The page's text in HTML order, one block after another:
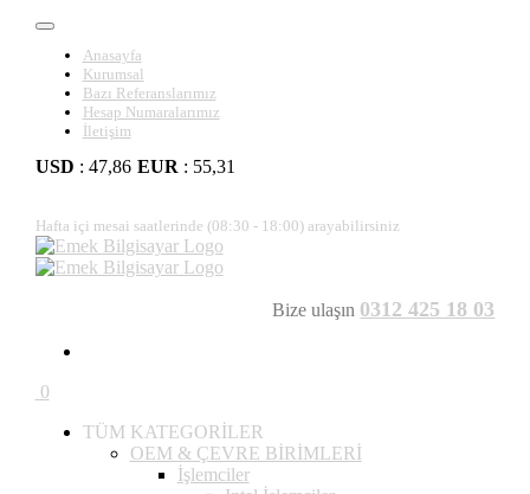
Anasayfa
Kurumsal
Bazı Referanslarımız
Hesap Numaralarımız
İletişim
USD : 47,86 EUR : 55,31
Hafta içi mesai saatlerinde (08:30 - 18:00) arayabilirsiniz
Bize ulaşın 0312 425 18 03
0
TÜM KATEGORİLER
OEM & ÇEVRE BİRİMLERİ
İşlemciler